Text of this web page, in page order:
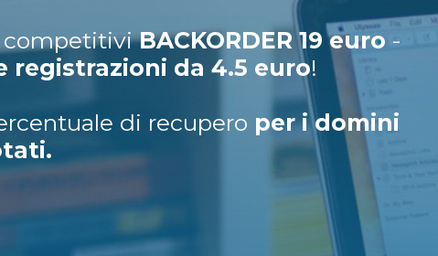
competitiviBACKORDER 19 euro -
registrazioni da 4.5 euro!
di recupero per i domini